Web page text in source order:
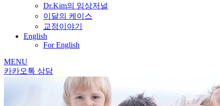
Dr.Kim의 임상저널
이달의 케이스
교정이야기
English
For English
MENU
카카오톡 상담